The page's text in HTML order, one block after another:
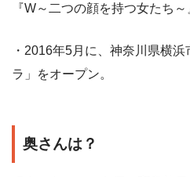
『W～二つの顔を持つ女たち
・2016年5月に、神奈川県横
ラ」をオープン。
奥さんは？